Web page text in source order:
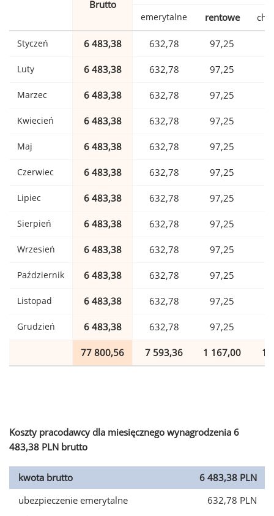
Brutto
emerytalne rentowe
Styczeń 6 483,38 632,78 97,25
Luty 6 483,38 632,78 97,25
Marzec 6 483,38 632,78 97,25
Kwiecień 6 483,38 632,78 97,25
Maj 6 483,38 632,78 97,25
Czerwiec 6 483,38 632,78 97,25
Lipiec 6 483,38 632,78 97,25
Sierpień 6 483,38 632,78 97,25
Wrzesień 6 483,38 632,78 97,25
Październik 6 483,38 632,78 97,25
Listopad 6 483,38 632,78 97,25
Grudzień 6 483,38 632,78 97,25
77 800,56 7 593,36 1 167,00 1
Koszty pracodawcy dla miesięcznego wynagrodzenia 6
483,38 PLN brutto
kwota brutto
6 483,38 PLN
ubezpieczenie emerytalne
632,78 PLN